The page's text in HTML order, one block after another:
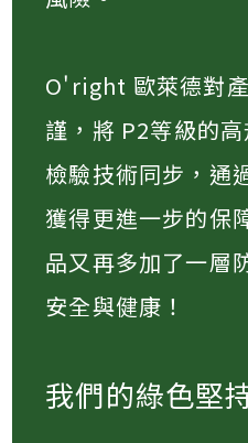
O'right 歐萊德對
謹，將 P2等級的
檢驗技術同步，通
獲得更進一步的保
品又再多加了一層
安全與健康！
我們的綠色堅